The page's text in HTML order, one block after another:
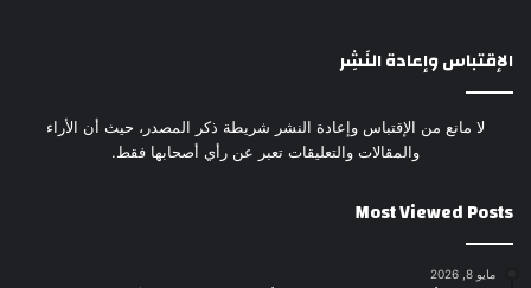
الإقتباس وإعادة النَشِر
لا مانع من الإقتباس وإعادة النشر شريطة ذكر المصدر، حيث أن الأراء
والمقالات والتعليقات تعبر عن رأي أصحابها فقط.
Most Viewed Posts
مايو 8, 2026